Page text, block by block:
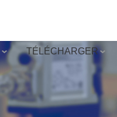
TÉLÉCHARGER